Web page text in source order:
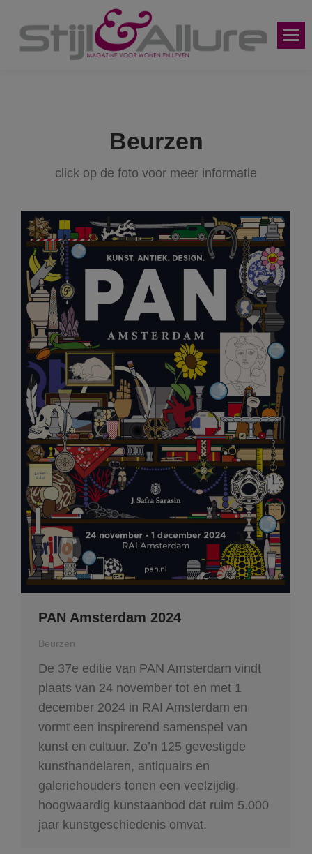
Beurzen
click op de foto voor meer informatie
PAN Amsterdam 2024
Beurzen
De 37e editie van PAN Amsterdam vindt
plaats van 24 november tot en met 1
december 2024 in RAI Amsterdam en
vormt een inspirerend samenspel van
kunst en cultuur. Zo’n 125 gevestigde
kunsthandelaren, antiquairs en
galeriehouders tonen een veelzijdig,
hoogwaardig kunstaanbod dat ruim 5.000
jaar kunstgeschiedenis omvat.